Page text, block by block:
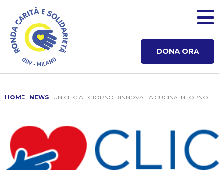
DONA ORA
HOME | NEWS | UN CLIC AL GIORNO RINNOVA LA CUCINA INTORNO